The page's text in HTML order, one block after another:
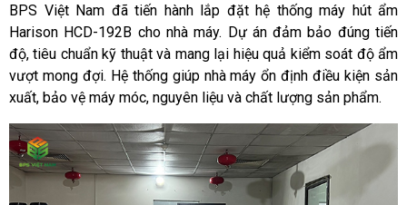
BPS Việt Nam đã tiến hành lắp đặt hệ thống máy hút ẩm
Harison HCD-192B cho nhà máy. Dự án đảm bảo đúng tiến
độ, tiêu chuẩn kỹ thuật và mang lại hiệu quả kiểm soát độ ẩm
vượt mong đợi. Hệ thống giúp nhà máy ổn định điều kiện sản
xuất, bảo vệ máy móc, nguyên liệu và chất lượng sản phẩm.